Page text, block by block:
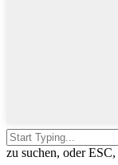
zu suchen, oder